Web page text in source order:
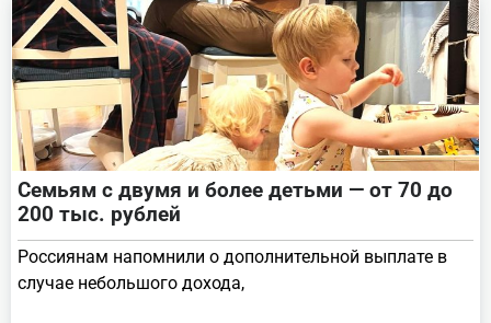
Семьям с двумя и более детьми — от 70 до
200 тыс. рублей
Россиянам напомнили о дополнительной выплате в
случае небольшого дохода,